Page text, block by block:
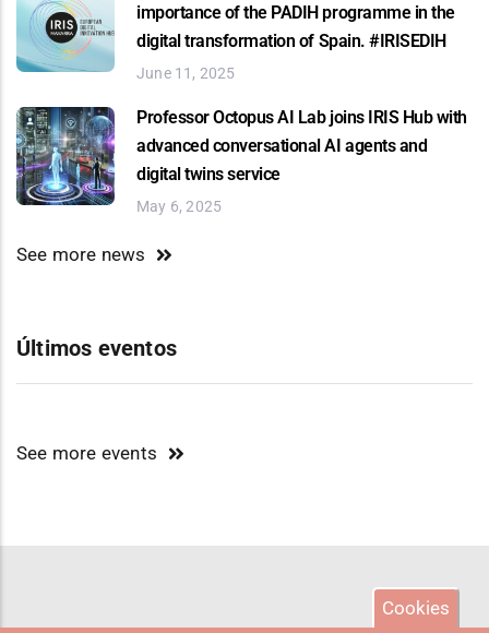
importance of the PADIH programme in the
digital transformation of Spain. #IRISEDIH
June 11, 2025
Professor Octopus AI Lab joins IRIS Hub with
advanced conversational AI agents and
digital twins service
May 6, 2025
See more news
Últimos eventos
See more events
Cookies